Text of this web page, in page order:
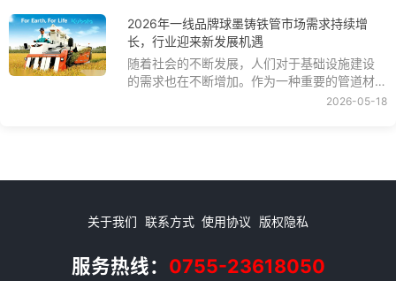
文娱游戏一线品牌排行榜 查看榜单
密室逃脱一线品牌排行榜 查看榜单
在卫浴间中，马桶的位置和布局更是至关重
要，它不仅关系到卫生和舒适度，还直接影响
到卫浴间的整体风格和美感。
2026年一线品牌球墨铸铁管市场需求持续增
长，行业迎来新发展机遇
随着社会的不断发展，人们对于基础设施建设
的需求也在不断增加。作为一种重要的管道材
料，一线品牌球墨铸铁管在市政工程、建筑工
2026-05-18
关于我们 联系方式 使用协议 版权隐私
服务热线： 0755-23618050